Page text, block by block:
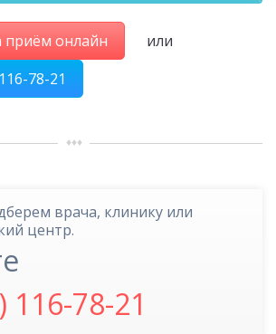
приём онлайн
или
78-21
врача, клинику или
центр.
116-78-21